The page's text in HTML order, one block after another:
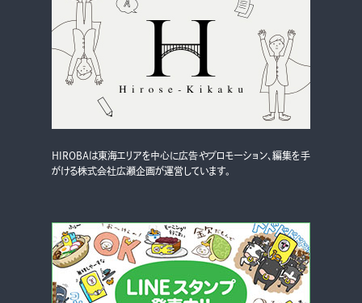
HIROBAは東海エリアを中心に広告やプロモーション、編集を手
がける株式会社広瀬企画が運営しています。